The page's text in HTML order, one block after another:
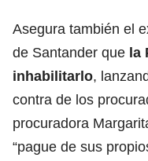
Asegura también el
de Santander que la
inhabilitarlo,
contra de los
procuradora
“pague de sus